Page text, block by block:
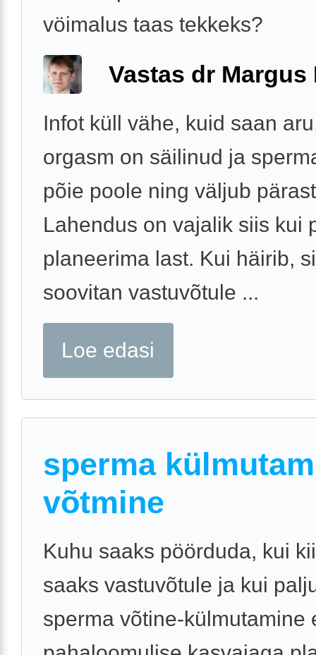
vöimalus taas tekkeks?
Vastas dr Margus
Infot küll vähe, kuid saan
orgasm on säilinud ja
põie poole ning väljub
Lahendus on vajalik siis kui
planeerima last. Kui häirib,
soovitan vastuvõtule ...
Loe edasi
sperma
võtmine
Kuhu saaks pöörduda, kui
saaks vastuvõtule ja kui
sperma võtine-külmutamine